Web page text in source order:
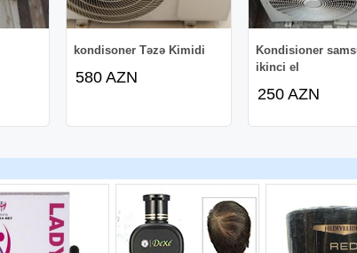
kondisoner Təzə Kimidi
580 AZN
Kondisioner
ikinci el
250 AZN